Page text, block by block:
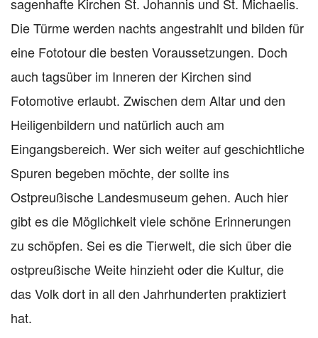
Die Türme werden nachts angestrahlt und bilden für
eine Fototour die besten Voraussetzungen. Doch
auch tagsüber im Inneren der Kirchen sind
Fotomotive erlaubt. Zwischen dem Altar und den
Heiligenbildern und natürlich auch am
Eingangsbereich. Wer sich weiter auf geschichtliche
Spuren begeben möchte, der sollte ins
Ostpreußische Landesmuseum gehen. Auch hier
gibt es die Möglichkeit viele schöne Erinnerungen
zu schöpfen. Sei es die Tierwelt, die sich über die
ostpreußische Weite hinzieht oder die Kultur, die
das Volk dort in all den Jahrhunderten praktiziert
hat.